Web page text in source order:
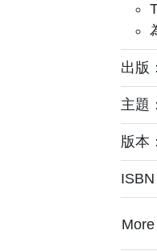
出版
主題
版本
More